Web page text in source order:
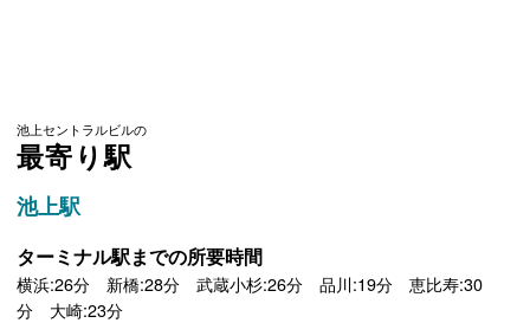
池上セントラルビルの
最寄り駅
池上駅
ターミナル駅までの所要時間
横浜:26分 新橋:28分 武蔵小杉:26分 品川:19分 恵比寿:30
分 大崎:23分